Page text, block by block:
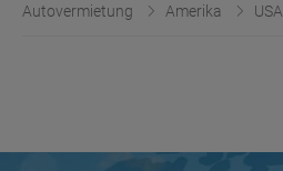
Autovermietung Amerika USA